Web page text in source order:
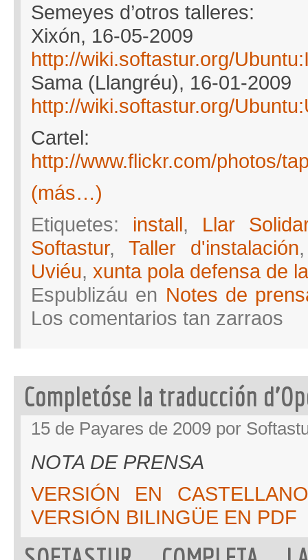
Semeyes d’otros talleres:
Xixón, 16-05-2009
http://wiki.softastur.org/
Sama (Llangréu), 16-01-2009
http://wiki.softastur.org/
Cartel:
http://www.flickr.com/photos/
(más…)
Etiquetes: install, Llar
Softastur,Taller d'instalación
Uviéu, xunta pola defensa de
Espublizáu en Notes de
Los comentarios tan zarraos
Completóse la traducción
15 de Payares de 2009 por
NOTA DE PRENSA
VERSIÓN EN CASTELLANO
VERSIÓN BILINGÜE EN PDF